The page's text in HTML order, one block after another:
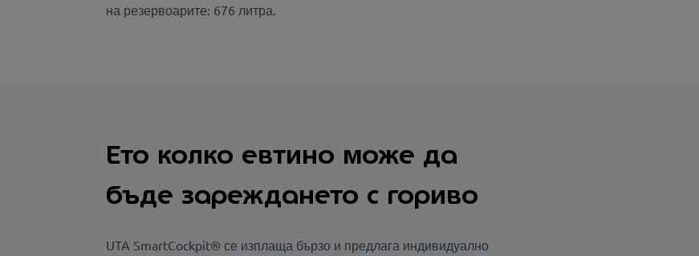
на резервоарите: 676 литра.
Ето колко евтино може да
бъде зареждането с гориво
UTA SmartCockpit® се изплаща бързо и предлага индивидуално